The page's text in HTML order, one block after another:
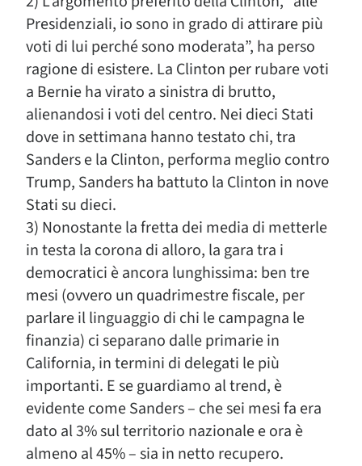
Presidenziali, io sono in grado di attirare più
voti di lui perché sono moderata”, ha perso
ragione di esistere. La Clinton per rubare voti
a Bernie ha virato a sinistra di brutto,
alienandosi i voti del centro. Nei dieci Stati
dove in settimana hanno testato chi, tra
Sanders e la Clinton, performa meglio contro
Trump, Sanders ha battuto la Clinton in nove
Stati su dieci.
3) Nonostante la fretta dei media di metterle
in testa la corona di alloro, la gara tra i
democratici è ancora lunghissima: ben tre
mesi (ovvero un quadrimestre fiscale, per
parlare il linguaggio di chi le campagna le
finanzia) ci separano dalle primarie in
California, in termini di delegati le più
importanti. E se guardiamo al trend, è
evidente come Sanders – che sei mesi fa era
dato al 3% sul territorio nazionale e ora è
almeno al 45% – sia in netto recupero.